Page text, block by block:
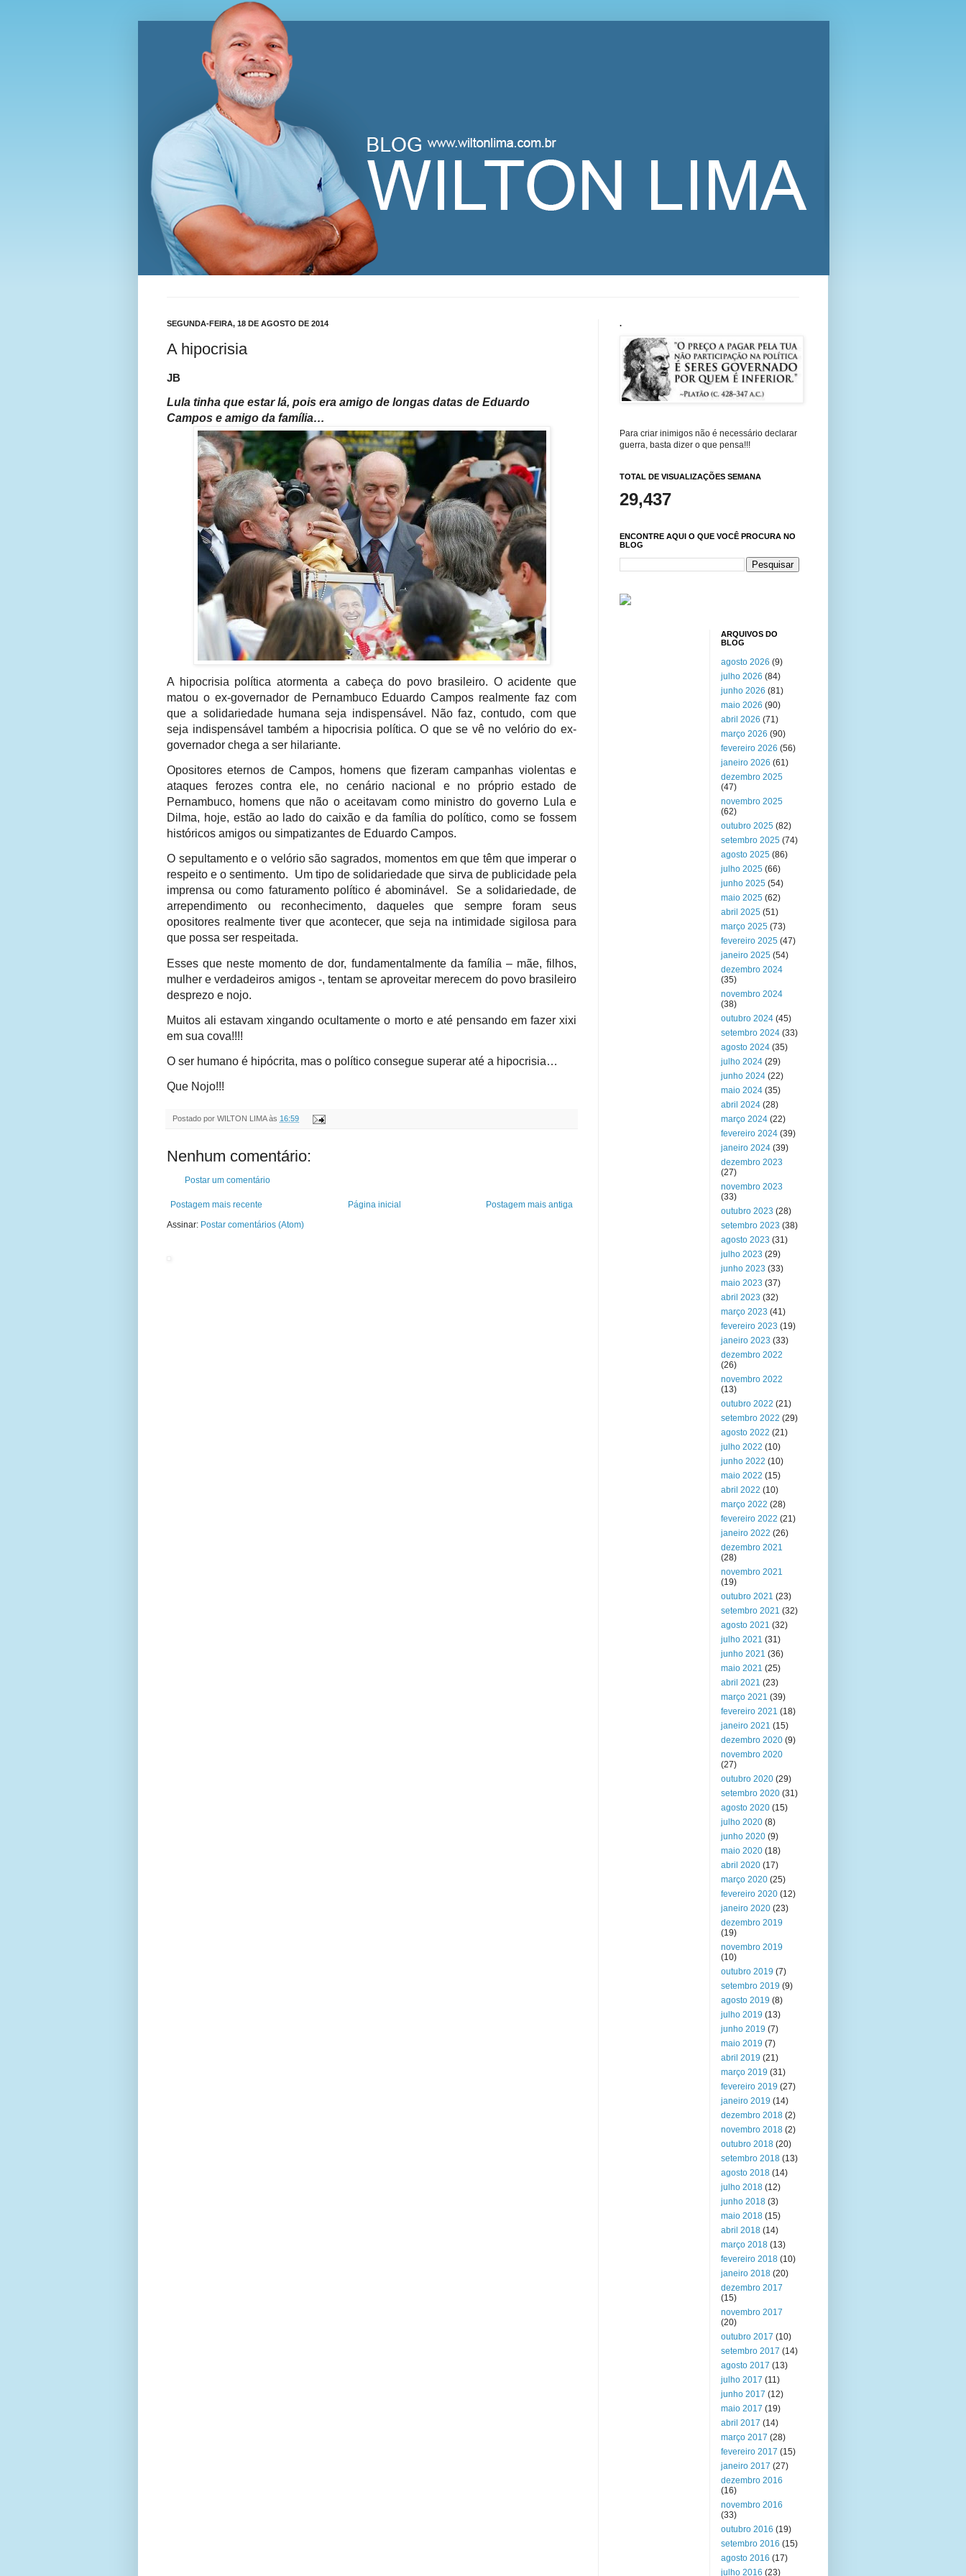
Blog Wilton Lima
SEGUNDA-FEIRA, 18 DE AGOSTO DE 2014
A hipocrisia
JB
Lula tinha que estar lá, pois era amigo de longas datas de Eduardo
Campos e amigo da família…
A hipocrisia política atormenta a cabeça do povo brasileiro. O acidente que
matou o ex-governador de Pernambuco Eduardo Campos realmente faz com
que a solidariedade humana seja indispensável. Não faz, contudo, com que
seja indispensável também a hipocrisia política. O que se vê no velório do ex-
governador chega a ser hilariante.
Opositores eternos de Campos, homens que fizeram campanhas violentas e
ataques ferozes contra ele, no cenário nacional e no próprio estado de
Pernambuco, homens que não o aceitavam como ministro do governo Lula e
Dilma, hoje, estão ao lado do caixão e da família do político, como se fossem
históricos amigos ou simpatizantes de Eduardo Campos.
O sepultamento e o velório são sagrados, momentos em que têm que imperar o
respeito e o sentimento. Um tipo de solidariedade que sirva de publicidade pela
imprensa ou como faturamento político é abominável. Se a solidariedade, de
arrependimento ou reconhecimento, daqueles que sempre foram seus
opositores realmente tiver que acontecer, que seja na intimidade sigilosa para
que possa ser respeitada.
Esses que neste momento de dor, fundamentalmente da família – mãe, filhos,
mulher e verdadeiros amigos -, tentam se aproveitar merecem do povo brasileiro
desprezo e nojo.
Muitos ali estavam xingando ocultamente o morto e até pensando em fazer xixi
em sua cova!!!!
O ser humano é hipócrita, mas o político consegue superar até a hipocrisia…
Que Nojo!!!
Postado por WILTON LIMA às 16:59
Nenhum comentário:
Postar um comentário
Postagem mais recente Postagem mais antiga
Página inicial
Assinar: Postar comentários (Atom)
.
Para criar inimigos não é necessário declarar
guerra, basta dizer o que pensa!!!
TOTAL DE VISUALIZAÇÕES SEMANA
29,437
ENCONTRE AQUI O QUE VOCÊ PROCURA NO
BLOG
ARQUIVOS DO
BLOG
agosto 2026 (9)
julho 2026 (84)
junho 2026 (81)
maio 2026 (90)
abril 2026 (71)
março 2026 (90)
fevereiro 2026 (56)
janeiro 2026 (61)
dezembro 2025
(47)
novembro 2025
(62)
outubro 2025 (82)
setembro 2025 (74)
agosto 2025 (86)
julho 2025 (66)
junho 2025 (54)
maio 2025 (62)
abril 2025 (51)
março 2025 (73)
fevereiro 2025 (47)
janeiro 2025 (54)
dezembro 2024
(35)
novembro 2024
(38)
outubro 2024 (45)
setembro 2024 (33)
agosto 2024 (35)
julho 2024 (29)
junho 2024 (22)
maio 2024 (35)
abril 2024 (28)
março 2024 (22)
fevereiro 2024 (39)
janeiro 2024 (39)
dezembro 2023
(27)
novembro 2023
(33)
outubro 2023 (28)
setembro 2023 (38)
agosto 2023 (31)
julho 2023 (29)
junho 2023 (33)
maio 2023 (37)
abril 2023 (32)
março 2023 (41)
fevereiro 2023 (19)
janeiro 2023 (33)
dezembro 2022
(26)
novembro 2022
(13)
outubro 2022 (21)
setembro 2022 (29)
agosto 2022 (21)
julho 2022 (10)
junho 2022 (10)
maio 2022 (15)
abril 2022 (10)
março 2022 (28)
fevereiro 2022 (21)
janeiro 2022 (26)
dezembro 2021
(28)
novembro 2021
(19)
outubro 2021 (23)
setembro 2021 (32)
agosto 2021 (32)
julho 2021 (31)
junho 2021 (36)
maio 2021 (25)
abril 2021 (23)
março 2021 (39)
fevereiro 2021 (18)
janeiro 2021 (15)
dezembro 2020 (9)
novembro 2020
(27)
outubro 2020 (29)
setembro 2020 (31)
agosto 2020 (15)
julho 2020 (8)
junho 2020 (9)
maio 2020 (18)
abril 2020 (17)
março 2020 (25)
fevereiro 2020 (12)
janeiro 2020 (23)
dezembro 2019
(19)
novembro 2019
(10)
outubro 2019 (7)
setembro 2019 (9)
agosto 2019 (8)
julho 2019 (13)
junho 2019 (7)
maio 2019 (7)
abril 2019 (21)
março 2019 (31)
fevereiro 2019 (27)
janeiro 2019 (14)
dezembro 2018 (2)
novembro 2018 (2)
outubro 2018 (20)
setembro 2018 (13)
agosto 2018 (14)
julho 2018 (12)
junho 2018 (3)
maio 2018 (15)
abril 2018 (14)
março 2018 (13)
fevereiro 2018 (10)
janeiro 2018 (20)
dezembro 2017
(15)
novembro 2017
(20)
outubro 2017 (10)
setembro 2017 (14)
agosto 2017 (13)
julho 2017 (11)
junho 2017 (12)
maio 2017 (19)
abril 2017 (14)
março 2017 (28)
fevereiro 2017 (15)
janeiro 2017 (27)
dezembro 2016
(16)
novembro 2016
(33)
outubro 2016 (19)
setembro 2016 (15)
agosto 2016 (17)
julho 2016 (23)